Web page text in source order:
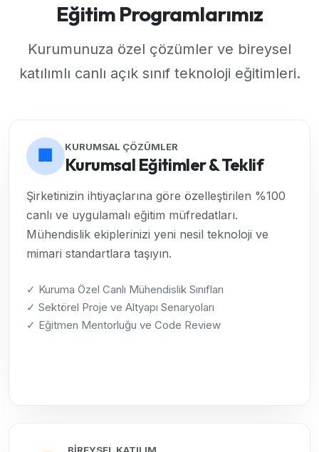
Eğitim Programlarımız
Kurumunuza özel çözümler ve bireysel
katılımlı canlı açık sınıf teknoloji eğitimleri.
🏢 KURUMSAL ÇÖZÜMLER
Kurumsal Eğitimler & Teklif
Şirketinizin ihtiyaçlarına göre özelleştirilen %100
canlı ve uygulamalı eğitim müfredatları.
Mühendislik ekiplerinizi yeni nesil teknoloji ve
mimari standartlara taşıyın.
✓ Kuruma Özel Canlı Mühendislik Sınıfları
✓ Sektörel Proje ve Altyapı Senaryoları
✓ Eğitmen Mentorluğu ve Code Review